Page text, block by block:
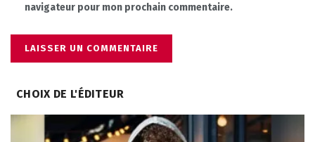
navigateur pour mon prochain commentaire.
CHOIX DE L'ÉDITEUR